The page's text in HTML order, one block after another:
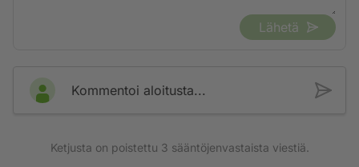
Lähetä
Kommentoi aloitusta...
Ketjusta on poistettu 3 sääntöjenvastaista viestiä.